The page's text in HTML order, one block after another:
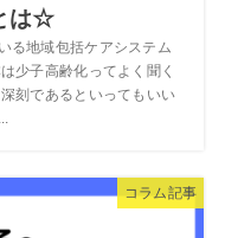
は☆
る地域包括ケアシステム
少子高齢化ってよく聞く
刻であるといってもいい
コラム記事